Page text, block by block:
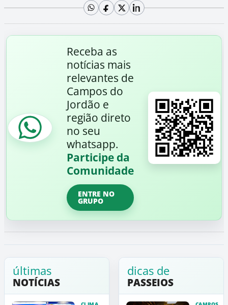
Receba as
notícias mais
relevantes de
Campos do
Jordão e
região direto
no seu
whatsapp.
Participe da
Comunidade
ENTRE NO
GRUPO
últimas
NOTÍCIAS
dicas de
PASSEIOS